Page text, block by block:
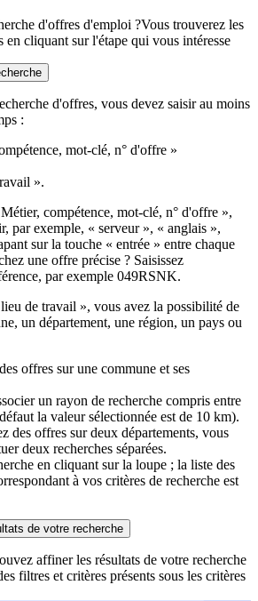
d'offres d'emploi ?Vous trouverez les
en cliquant sur l'étape qui vous intéresse
d'offres, vous devez saisir au moins
:
mot-clé, n° d'offre »
».
compétence, mot-clé, n° d'offre »,
par exemple, « serveur », « anglais »,
sur la touche « entrée » entre chaque
une offre précise ? Saisissez
par exemple 049RSNK.
de travail », vous avez la possibilité de
un département, une région, un pays ou
offres sur une commune et ses
un rayon de recherche compris entre
la valeur sélectionnée est de 10 km).
des offres sur deux départements, vous
deux recherches séparées.
en cliquant sur la loupe ; la liste des
à vos critères de recherche est
de votre recherche
affiner les résultats de votre recherche
filtres et critères présents sous les critères